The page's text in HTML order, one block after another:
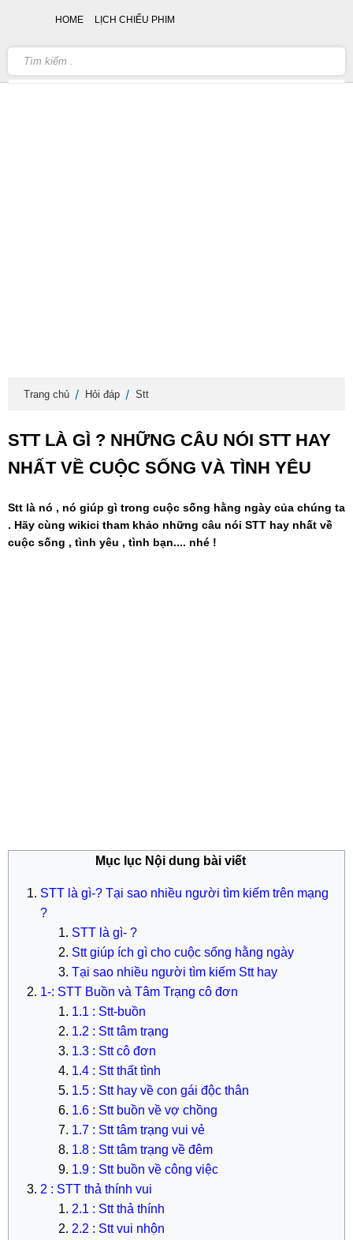
Trang chủ Hỏi đáp Stt
STT LÀ GÌ ? NHỮNG CÂU NÓI STT HAY
NHẤT VỀ CUỘC SỐNG VÀ TÌNH YÊU
Stt là nó , nó giúp gì trong cuộc sống hằng ngày của chúng ta
. Hãy cùng wikici tham khảo những câu nói STT hay nhất về
cuộc sống , tình yêu , tình bạn.... nhé !
Mục lục Nội dung bài viết
STT là gì-? Tại sao nhiều người tìm kiếm trên mạng
?
STT là gì- ?
Stt giúp ích gì cho cuộc sống hằng ngày
Tại sao nhiều người tìm kiếm Stt hay
1-: STT Buồn và Tâm Trạng cô đơn
1.1 : Stt-buồn
1.2 : Stt tâm trạng
1.3 : Stt cô đơn
1.4 : Stt thất tình
1.5 : Stt hay về con gái độc thân
1.6 : Stt buồn về vợ chồng
1.7 : Stt tâm trạng vui vẻ
1.8 : Stt tâm trạng về đêm
1.9 : Stt buồn về công việc
2 : STT thả thính vui
2.1 : Stt thả thính
2.2 : Stt vui nhộn
HOME LỊCH CHIẾU PHIM